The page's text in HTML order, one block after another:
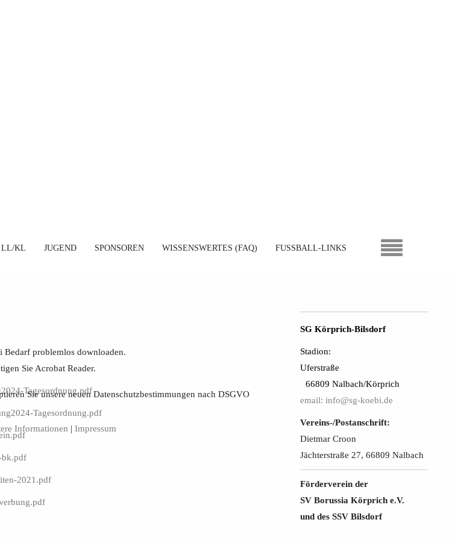
LL/KL JUGEND SPONSOREN WISSENSWERTES (FAQ) FUSSBALL-LINKS
Bedarf problemlos downloaden.
Sie Acrobat Reader.
Tagesordnung.pdf
Tagesordnung.pdf
bk.pdf
2021.pdf
SG Körprich-Bilsdorf
Stadion:
Uferstraße
66809 Nalbach/Körprich
email: info@sg-koebi.de
Vereins-/Postanschrift:
Dietmar Croon
Jächterstraße 27, 66809 Nalbach
Förderverein der
SV Borussia Körprich e.V.
und des SSV Bilsdorf
Sie unsere neuen Datenschutzbestimmungen nach DSGVO
Informationen | Impressum